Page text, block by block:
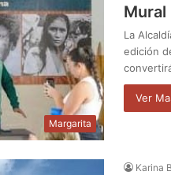
Margarita
Mural
La
edición
Ver
Karina